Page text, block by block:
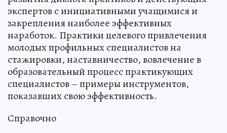
экспертов с инициативными учащимися и
закрепления наиболее эффективных
наработок. Практики целевого привлечения
молодых профильных специалистов на
стажировки, наставничество, вовлечение в
образовательный процесс практикующих
специалистов – примеры инструментов,
показавших свою эффективность.
Справочно